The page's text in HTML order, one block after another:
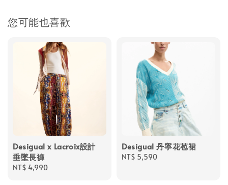
您可能也喜歡
Desigual x Lacroix設計
垂墜長褲
Regular
NT$ 4,990
Desigual 丹寧花苞裙
Regular
NT$ 5,590